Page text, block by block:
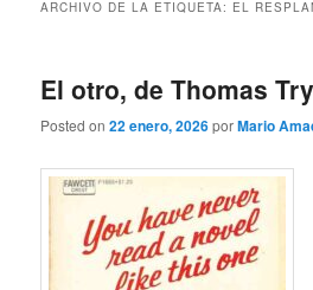
ARCHIVO DE LA ETIQUETA: EL
El otro, de Thomas
Posted on22 enero, 2026porMario